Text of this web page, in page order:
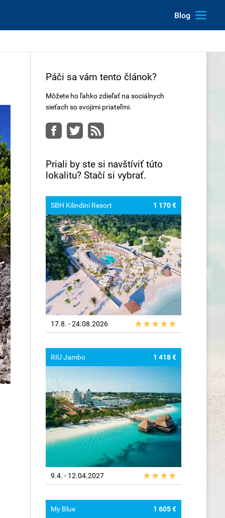
Blog
Páči sa vám tento článok?
Môžete ho ľahko zdieľať na sociálnych
sieťach so svojimi priateľmi.
Facebook
Twitter
RSS
Priali by ste si navštíviť túto
lokalitu? Stačí si vybrať.
SBH Kilindini Resort 1 170 €
17.8. - 24.08.2026
RIU Jambo 1 418 €
9.4. - 12.04.2027
My Blue 1 605 €